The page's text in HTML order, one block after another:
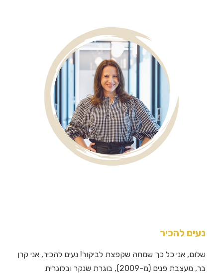
נעים להכיר
שלום, אני כל כך שמחה שקפצת לביקור! נעים להכיר, אני קרן
בר, מעצבת פנים (מ-2009), בוגרת שנקר ובלוגרית